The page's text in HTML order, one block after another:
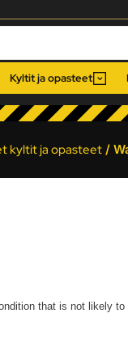
Kyltit ja opasteet
kyltit ja opasteet/
that is not likely to